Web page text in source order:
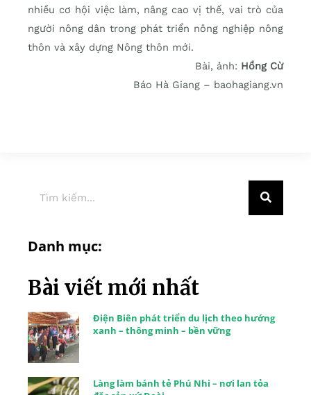
nhiều cơ hội việc làm, nâng cao vị thế, vai trò của
người nông dân trong phát triển nông nghiệp nông
thôn và xây dựng Nông thôn mới.
Bài, ảnh: Hồng Cừ
Báo Hà Giang – baohagiang.vn
Danh mục:
Bài viết mới nhất
Điện Biên phát triển du lịch theo hướng
xanh – thông minh – bền vững
Làng làm bánh tẻ Phú Nhi – nơi lan tỏa